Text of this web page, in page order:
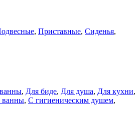
, Приставные, Сиденья,
, Для биде, Для душа, Для кухни,
ванны, C гигиеническим душем,